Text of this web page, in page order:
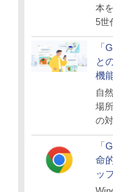
本
5世
「
と
機
自
場
の
「
命
ッ
対